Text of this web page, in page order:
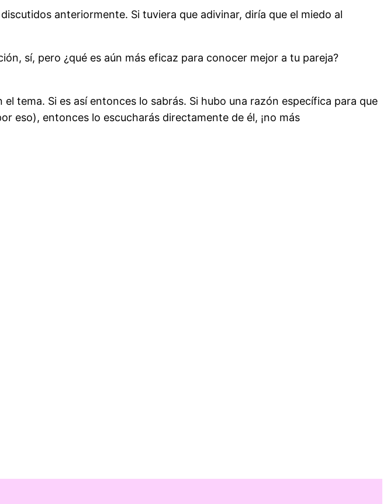
anteriormente. Si tuviera que adivinar, diría que el miedo al
sí, pero ¿qué es aún más eficaz para conocer mejor a tu pareja?
tema. Si es así entonces lo sabrás. Si hubo una razón específica para que
eso), entonces lo escucharás directamente de él, ¡no más